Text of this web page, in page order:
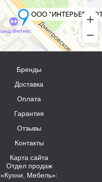
Бренды
Доставка
Оплата
Гарантия
Отзывы
Контакты
Карта сайта
Отдел продаж
«Кухни, Мебель»: